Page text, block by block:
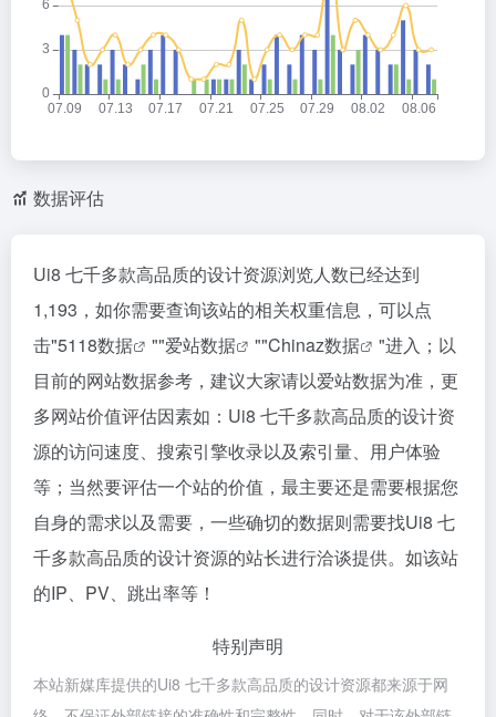
数据评估
Ui8 七千多款高品质的设计资源浏览人数已经达到
1,193，如你需要查询该站的相关权重信息，可以点
击"5118数据 ""爱站数据 ""Chinaz数据
"进入；以
目前的网站数据参考，建议大家请以爱站数据为准，更
多网站价值评估因素如：Ui8 七千多款高品质的设计资
源的访问速度、搜索引擎收录以及索引量、用户体验
等；当然要评估一个站的价值，最主要还是需要根据您
自身的需求以及需要，一些确切的数据则需要找Ui8 七
千多款高品质的设计资源的站长进行洽谈提供。如该站
的IP、PV、跳出率等！
特别声明
本站新媒库提供的Ui8 七千多款高品质的设计资源都来源于网